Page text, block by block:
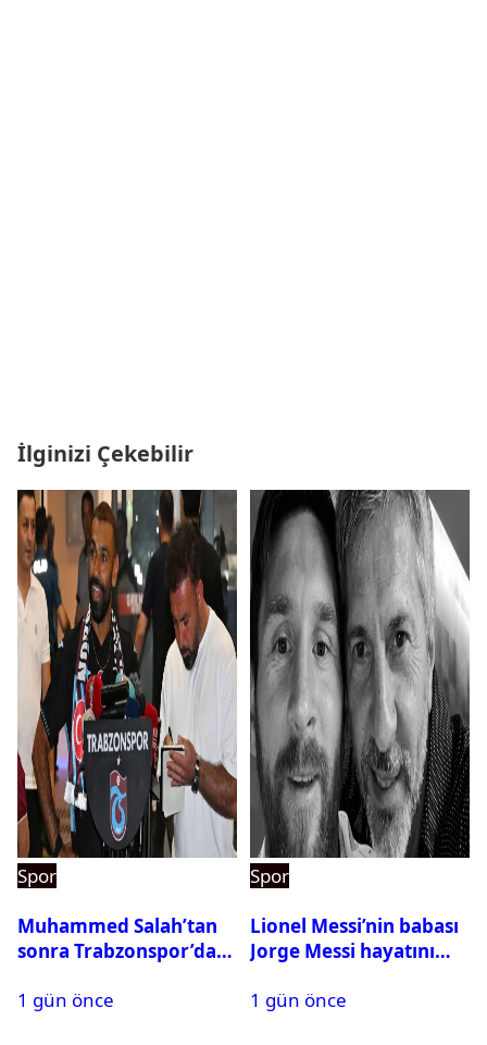
İlginizi Çekebilir
Spor
Muhammed Salah’tan
sonra Trabzonspor’dan
1 gün önce
Spor
Lionel Messi’nin babası
Jorge Messi hayatını
1 gün önce